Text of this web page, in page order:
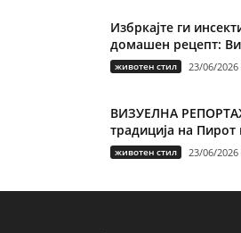
Избркајте ги
домашен рецепт: Ви
животен стил 23/06/2026
ВИЗУЕЛНА
традиција на
животен стил 23/06/2026